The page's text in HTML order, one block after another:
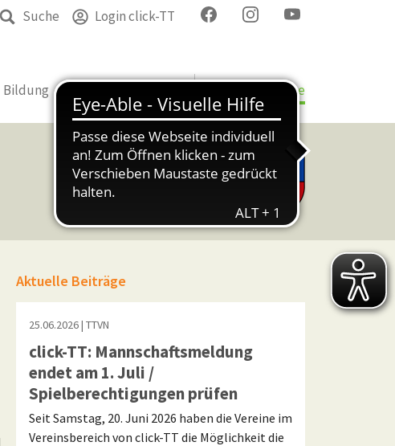
Suche Login click-TT
Bildung Bezirke & Kreise
Aktuelle Beiträge
25.06.2026| TTVN
click-TT: Mannschaftsmeldung
endet am 1. Juli /
Spielberechtigungen prüfen
Seit Samstag, 20. Juni 2026 haben die Vereine im
Vereinsbereich von click-TT die Möglichkeit die